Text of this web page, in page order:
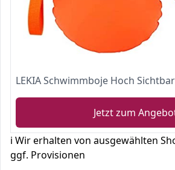
Jetzt zum
ℹ️ Wir erhalten von ausgewählten
ggf. Provisionen